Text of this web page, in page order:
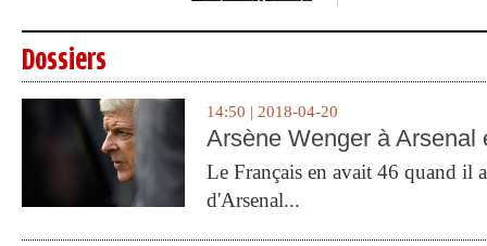
Dossiers
14:50 | 2018-04-20
Arsène Wenger à Arsenal
Le Français en avait 46 quand il
d'Arsenal...